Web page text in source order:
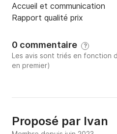
Accueil et communication
Rapport qualité prix
0 commentaire ?
Les avis sont triés en fonction
en premier)
Proposé par Ivan